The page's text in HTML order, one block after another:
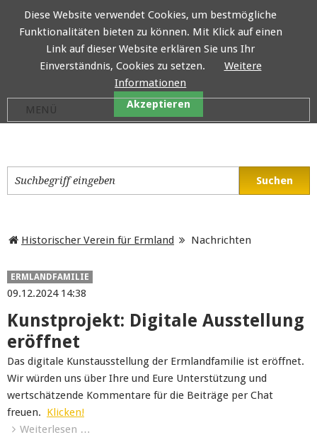
Historischer Verein für Ermland Nachrichten
ERMLANDFAMILIE
09.12.2024 14:38
Kunstprojekt: Digitale Ausstellung
eröffnet
Das digitale Kunstausstellung der Ermlandfamilie ist eröffnet.
Wir würden uns über Ihre und Eure Unterstützung und
wertschätzende Kommentare für die Beiträge per Chat
freuen. Klicken!
Weiterlesen …
Diese Website verwendet Cookies, um bestmögliche
Funktionalitäten bieten zu können. Mit Klick auf einen
Link auf dieser Website erklären Sie uns Ihr
Einverständnis, Cookies zu setzen.
Weitere
Informationen
Akzeptieren